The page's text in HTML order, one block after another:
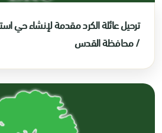
ترحيل عائلة الكرد مقدمة لإنشاء حي
/ محافظة القدس